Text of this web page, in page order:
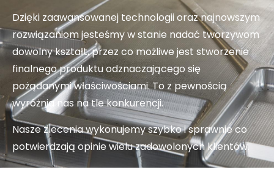
Dzięki zaawansowanej technologii oraz najnowszym
rozwiązaniom jesteśmy w stanie nadać tworzywom
dowolny kształt, przez co możliwe jest stworzenie
finalnego produktu odznaczającego się
pożądanymi właściwościami. To z pewnością
wyróżnia nas na tle konkurencji.
Nasze zlecenia wykonujemy szybko i sprawnie co
potwierdzają opinie wielu zadowolonych klientów.